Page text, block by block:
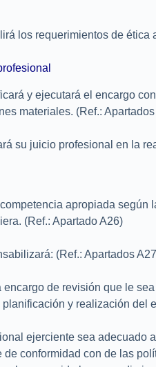
los requerimientos de
y ejecutará el encargo
materiales. (Ref.:
su juicio profesional en la
apropiada
(Ref.: Apartado A26)
(Ref.: Apartados
de revisión que le
y realización del
ejerciente sea adecuado
de conformidad con de las